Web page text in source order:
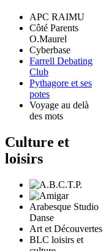
APC RAIMU
Côté Parents
O.Maurel
Cyberbase
Farrell Debating
Club
Pythagore et ses
potes
Voyage au delà
des mots
Culture et
loisirs
Arabesque Studio
Danse
Art et Découvertes
BLC loisirs et